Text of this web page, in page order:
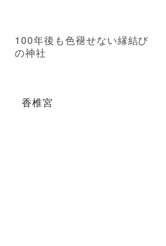
100年後も色褪せない縁結び
の神社
香椎宮